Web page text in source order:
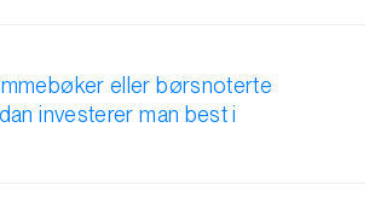
eller børsnoterte
investerer man best i